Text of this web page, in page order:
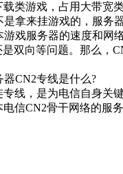
游戏，占用大带宽类
拿来挂游戏的，服务
服务器的速度和网络
双向等问题。那么，
CN2专线是什么?
，是为电信自身关键
信CN2骨干网络的服